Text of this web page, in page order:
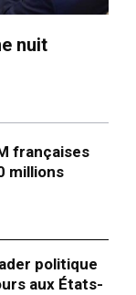
nuit
françaises
millions
politique
aux États-